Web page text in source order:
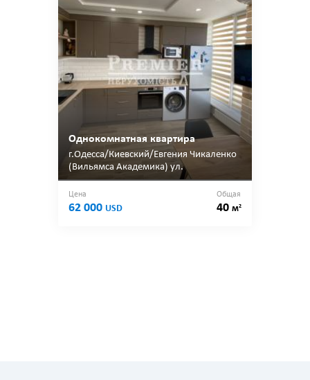
Однокомнатная квартира
г.Одесса/Киевский/Евгения Чикаленко
(Вильямса Академика) ул.
Цена
62 000 USD
Общая
40 м2